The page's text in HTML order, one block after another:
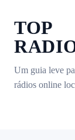
TOP
Um guia leve
rádios online